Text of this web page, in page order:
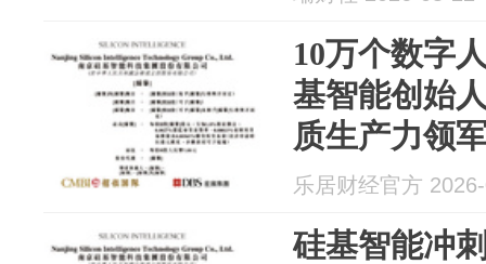
10万个数字
基智能创始
质生产力领
乐居财经官方
硅基智能冲